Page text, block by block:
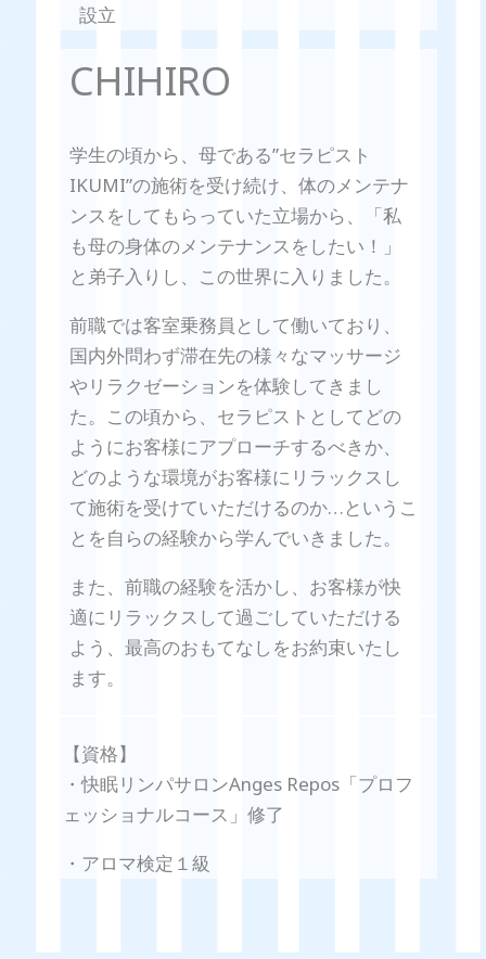
設立
CHIHIRO
学生の頃から、母である”セラピスト
IKUMI”の施術を受け続け、体のメンテナ
ンスをしてもらっていた立場から、「私
も母の身体のメンテナンスをしたい！」
と弟子入りし、この世界に入りました。
前職では客室乗務員として働いており、
国内外問わず滞在先の様々なマッサージ
やリラクゼーションを体験してきまし
た。この頃から、セラピストとしてどの
ようにお客様にアプローチするべきか、
どのような環境がお客様にリラックスし
て施術を受けていただけるのか…というこ
とを自らの経験から学んでいきました。
また、前職の経験を活かし、お客様が快
適にリラックスして過ごしていただける
よう、最高のおもてなしをお約束いたし
ます。
【資格】
・快眠リンパサロンAnges Repos「プロフ
ェッショナルコース」修了
・アロマ検定１級